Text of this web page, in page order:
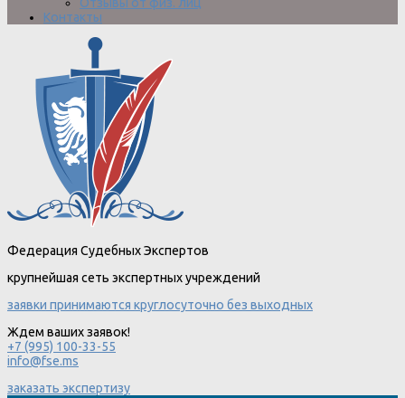
Отзывы от физ. лиц
Контакты
Федерация Судебных Экспертов
крупнейшая сеть экспертных учреждений
заявки принимаются круглосуточно без выходных
Ждем ваших заявок!
+7 (995) 100-33-55
info@fse.ms
заказать экспертизу